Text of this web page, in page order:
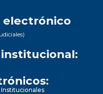
electrónico